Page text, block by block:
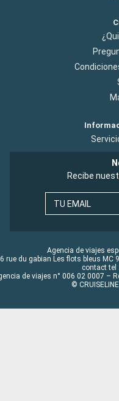
Recibe
TU EMAIL
Agencia de viajes
rue du gabian Les flots bleus MC
contact tel
de viajes n° 006 02 0007 –
©